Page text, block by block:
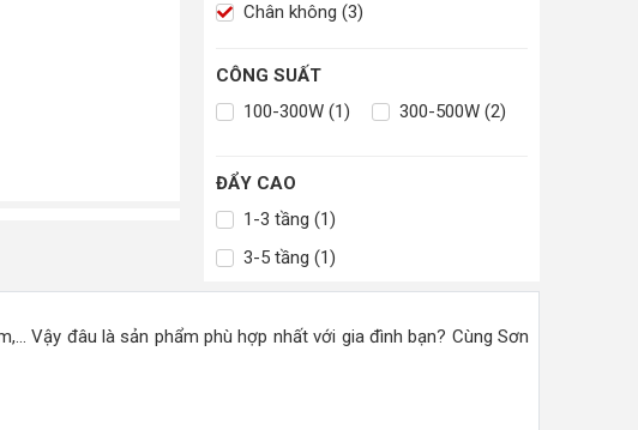
Chân không (3)
CÔNG SUẤT
100-300W (1)
300-500W (2)
ĐẨY CAO
1-3 tầng (1)
3-5 tầng (1)
Vậy đâu là sản phẩm phù hợp nhất với gia đình bạn? Cùng Sơn